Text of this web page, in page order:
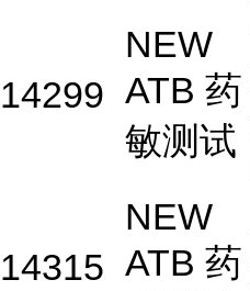
14299
NEW
ATB 药
敏测试
14315
NEW
ATB 药